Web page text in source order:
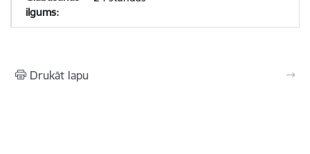
Drukāt lapu